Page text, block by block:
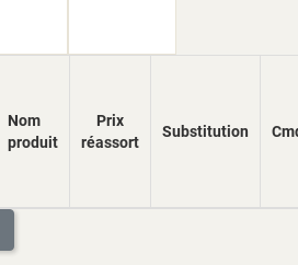
Nom
produit
Prix
réassort
Substitution